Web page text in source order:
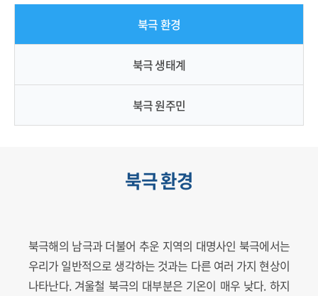
북극 환경
북극 생태계
북극 원주민
북극 환경
북극해의 남극과 더불어 추운 지역의 대명사인 북극에서는
우리가 일반적으로 생각하는 것과는 다른 여러 가지 현상이
나타난다. 겨울철 북극의 대부분은 기온이 매우 낮다. 하지